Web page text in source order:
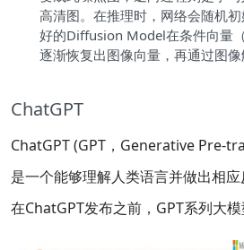
高清图。在推理时，网络会随机
好的Diffusion Model在条件向量
逐渐恢复出图像向量，再通过图像
ChatGPT
ChatGPT (GPT，Generative Pre-
是一个能够理解人类语言并做出相应
在ChatGPT发布之前，GPT系列大模